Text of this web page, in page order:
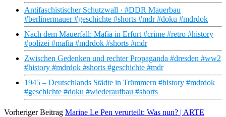
Antifaschistischer Schutzwall · #DDR Mauerbau
#berlinermauer #geschichte #shorts #mdr #doku #mdrdok
Nach dem Mauerfall: Mafia in Erfurt #crime #retro #history
#polizei #mafia #mdrdok #shorts #mdr
Zwischen Gedenken und rechter Propaganda #dresden #ww2
#history #mdrdok #shorts #geschichte #mdr
1945 – Deutschlands Städte in Trümmern #history #mdrdok
#geschichte #doku #wiederaufbau #shorts
Vorheriger Beitrag Marine Le Pen verurteilt: Was nun? | ARTE